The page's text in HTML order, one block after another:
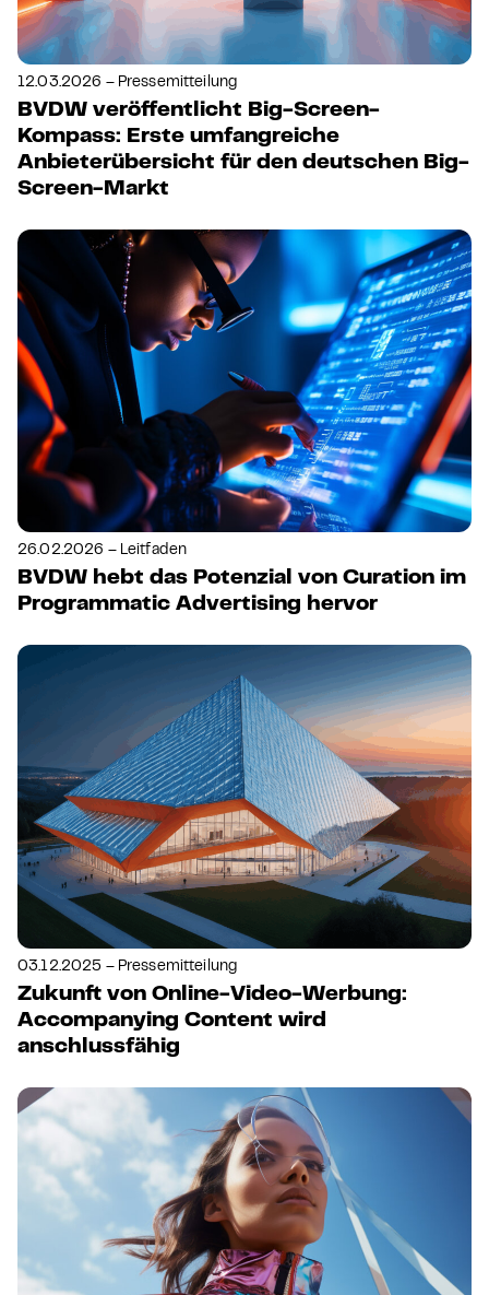
12.03.2026 – Pressemitteilung
BVDW veröffentlicht Big-Screen-
Kompass: Erste umfangreiche
Anbieterübersicht für den deutschen Big-
Screen-Markt
26.02.2026 – Leitfaden
BVDW hebt das Potenzial von Curation im
Programmatic Advertising hervor
03.12.2025 – Pressemitteilung
Zukunft von Online-Video-Werbung:
Accompanying Content wird
anschlussfähig